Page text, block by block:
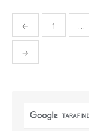
Yazı
gezinmesi
← 1 …
→